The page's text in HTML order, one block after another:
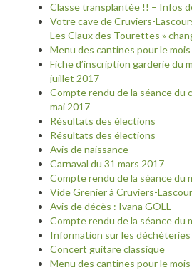
Classe transplantée !! – Infos
Votre cave de Cruviers-
Les Claux des Tourettes »
Menu des cantines pour le
Fiche d’inscription garderie du
juillet 2017
Compte rendu de la séance du
mai 2017
Résultats des élections
Résultats des élections
Avis de naissance
Carnaval du 31 mars 2017
Compte rendu de la séance du
Vide Grenier à Cruviers-
Avis de décès : Ivana GOLL
Compte rendu de la séance du
Information sur les déchèteries
Concert guitare classique
Menu des cantines pour le mois